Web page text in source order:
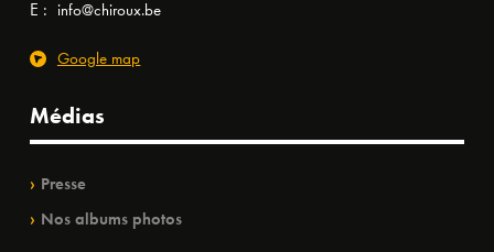
E : info@chiroux.be
Google map
Médias
Presse
Nos albums photos